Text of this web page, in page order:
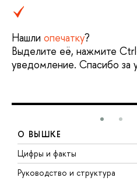
Нашли опечатку?
Выделите её, нажмите
уведомление. Спасибо за
О ВЫШКЕ
Цифры и факты
Руководство и структура